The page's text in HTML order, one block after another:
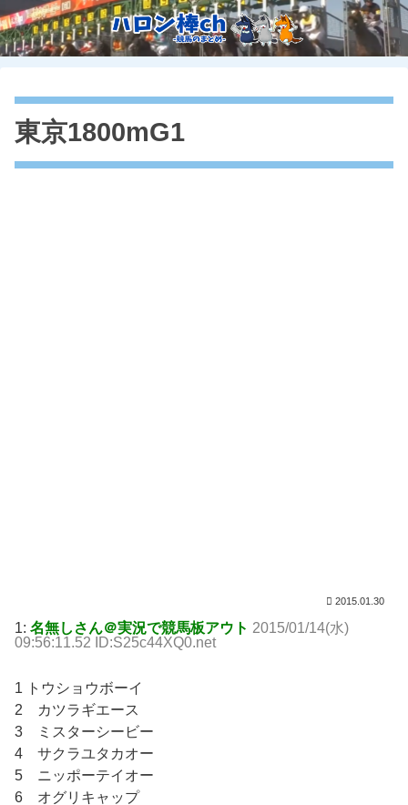
東京1800mG1
2015.01.30
1: 名無しさん＠実況で競馬板アウト 2015/01/14(水)
09:56:11.52 ID:S25c44XQ0.net
1 トウショウボーイ
2 カツラギエース
3 ミスターシービー
4 サクラユタカオー
5 ニッポーテイオー
6 オグリキャップ